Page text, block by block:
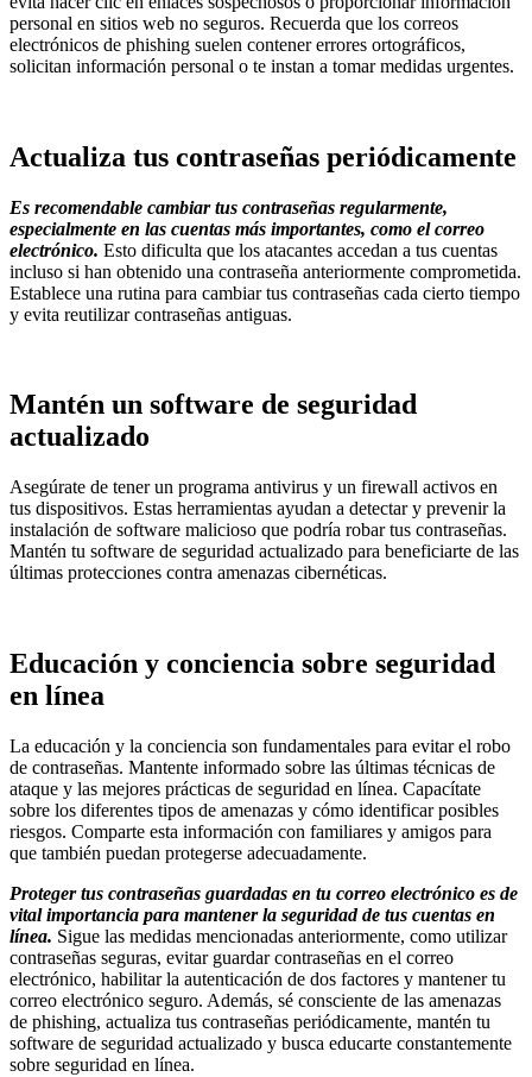
personal en sitios web no seguros. Recuerda que los correos
electrónicos de phishing suelen contener errores ortográficos,
solicitan información personal o te instan a tomar medidas urgentes.
Actualiza tus contraseñas periódicamente
Es recomendable cambiar tus contraseñas regularmente,
especialmente en las cuentas más importantes, como el correo
electrónico. Esto dificulta que los atacantes accedan a tus cuentas
incluso si han obtenido una contraseña anteriormente comprometida.
Establece una rutina para cambiar tus contraseñas cada cierto tiempo
y evita reutilizar contraseñas antiguas.
Mantén un software de seguridad
actualizado
Asegúrate de tener un programa antivirus y un firewall activos en
tus dispositivos. Estas herramientas ayudan a detectar y prevenir la
instalación de software malicioso que podría robar tus contraseñas.
Mantén tu software de seguridad actualizado para beneficiarte de las
últimas protecciones contra amenazas cibernéticas.
Educación y conciencia sobre seguridad
en línea
La educación y la conciencia son fundamentales para evitar el robo
de contraseñas. Mantente informado sobre las últimas técnicas de
ataque y las mejores prácticas de seguridad en línea. Capacítate
sobre los diferentes tipos de amenazas y cómo identificar posibles
riesgos. Comparte esta información con familiares y amigos para
que también puedan protegerse adecuadamente.
Proteger tus contraseñas guardadas en tu correo electrónico es de
vital importancia para mantener la seguridad de tus cuentas en
línea. Sigue las medidas mencionadas anteriormente, como utilizar
contraseñas seguras, evitar guardar contraseñas en el correo
electrónico, habilitar la autenticación de dos factores y mantener tu
correo electrónico seguro. Además, sé consciente de las amenazas
de phishing, actualiza tus contraseñas periódicamente, mantén tu
software de seguridad actualizado y busca educarte constantemente
sobre seguridad en línea.